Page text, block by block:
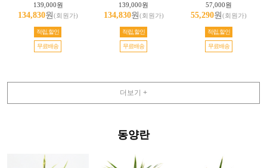
139,000원
134,830원(회원가)
적립,할인
무료배송
139,000원
134,830원(회원가)
적립,할인
무료배송
57,000원
55,290원(회원가)
적립,할인
무료배송
더보기 +
동양란